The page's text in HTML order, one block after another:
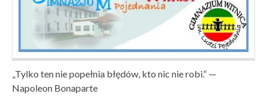
„Tylko ten nie popełnia błędów, kto nic nie robi.“ —
Napoleon Bonaparte